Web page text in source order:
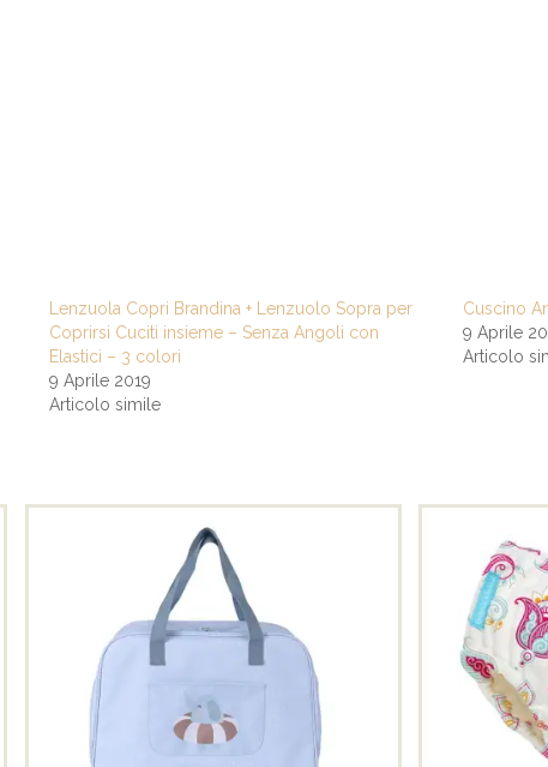
Lenzuola Copri Brandina + Lenzuolo Sopra per
Coprirsi Cuciti insieme – Senza Angoli con
Elastici – 3 colori
9 Aprile 2019
Articolo simile
Cuscino
9 Aprile
Articolo